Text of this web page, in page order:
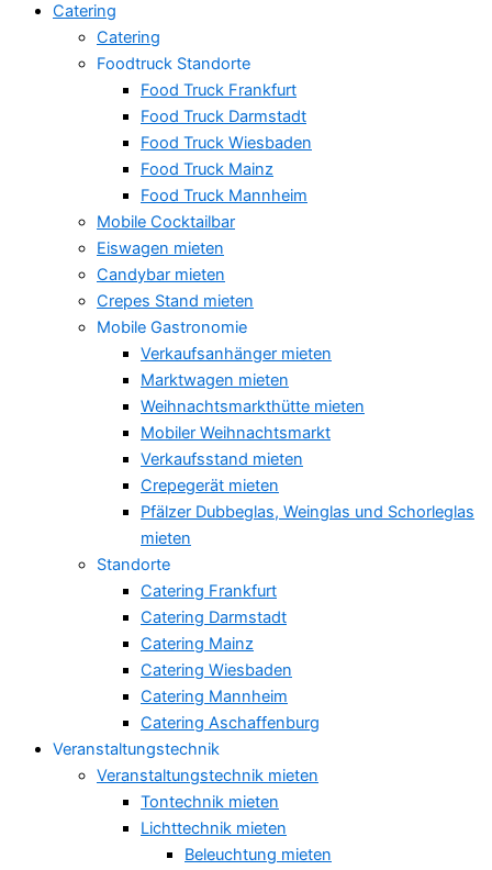
Catering
Catering
Foodtruck Standorte
Food Truck Frankfurt
Food Truck Darmstadt
Food Truck Wiesbaden
Food Truck Mainz
Food Truck Mannheim
Mobile Cocktailbar
Eiswagen mieten
Candybar mieten
Crepes Stand mieten
Mobile Gastronomie
Verkaufsanhänger mieten
Marktwagen mieten
Weihnachtsmarkthütte mieten
Mobiler Weihnachtsmarkt
Verkaufsstand mieten
Crepegerät mieten
Pfälzer Dubbeglas, Weinglas und Schorleglas
mieten
Standorte
Catering Frankfurt
Catering Darmstadt
Catering Mainz
Catering Wiesbaden
Catering Mannheim
Catering Aschaffenburg
Veranstaltungstechnik
Veranstaltungstechnik mieten
Tontechnik mieten
Lichttechnik mieten
Beleuchtung mieten